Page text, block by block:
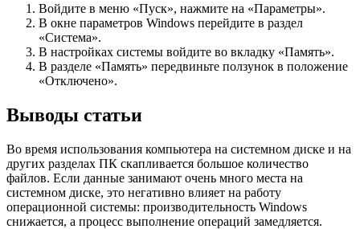
Войдите в меню «Пуск», нажмите на «Параметры».
В окне параметров Windows перейдите в раздел
«Система».
В настройках системы войдите во вкладку «Память».
В разделе «Память» передвиньте ползунок в положение
«Отключено».
Выводы статьи
Во время использования компьютера на системном диске и на
других разделах ПК скапливается большое количество
файлов. Если данные занимают очень много места на
системном диске, это негативно влияет на работу
операционной системы: производительность Windows
снижается, а процесс выполнение операций замедляется.